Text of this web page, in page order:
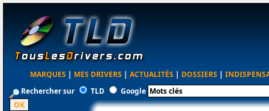
MARQUES | MES DRIVERS | ACTUALITÉS | DOSSIERS |
Rechercher sur
TLD Google